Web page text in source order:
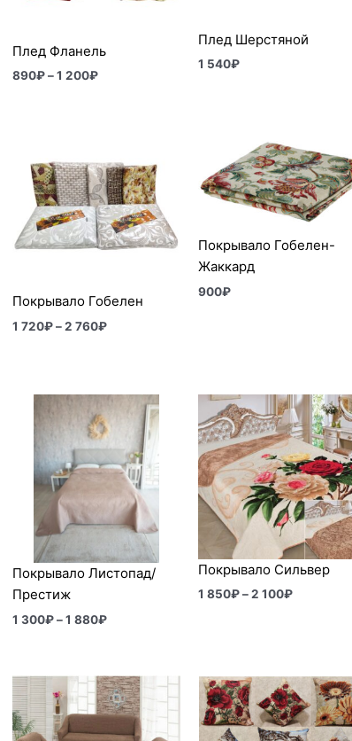
Плед Фланель
890₽ – 1 200₽
Плед Шерстяной
1 540₽
Покрывало Гобелен
1 720₽ – 2 760₽
1
720₽
–
2
760₽
Покрывало Гобелен-
Жаккард
900₽
Покрывало Листопад/
Престиж
1 300₽ – 1 880₽
Диапазон
цен:
1
300₽
–
880₽
Покрывало Сильвер
1 850₽ – 2 100₽
Диапазон
цен:
1
850₽
–
2
100₽
Диапазон
цен:
2
500₽
–
цен:
490₽
–
620₽